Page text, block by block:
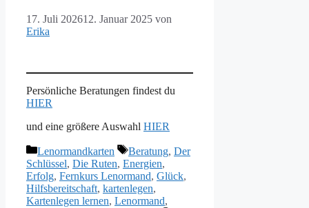
17. Juli 202612. Januar 2025 von
Erika
Persönliche Beratungen findest du
HIER
und eine größere Auswahl HIER
Kategorien
Lenormandkarten Schlagwörter
Beratung, Der
Schlüssel, Die Ruten, Energien,
Erfolg, Fernkurs Lenormand, Glück,
Hilfsbereitschaft, kartenlegen,
Kartenlegen lernen, Lenormand,